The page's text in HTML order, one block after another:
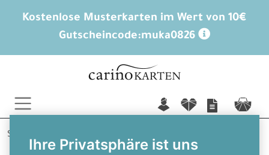
Kostenlose Musterkarten im Wert von 10€
Gutscheincode:muka0826
Ihre Privatsphäre ist uns
n f c
Startseite
Einladungskarten Geburtstag